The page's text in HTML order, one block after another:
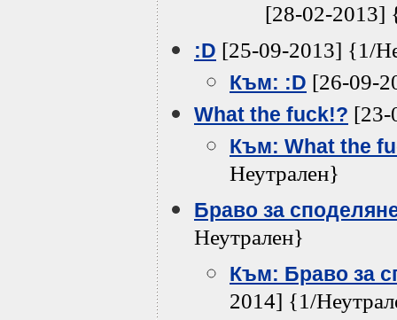
[28-02-2013]
:D [25-09-2013] {1/
Към: :D [26-09-
What the fuck!? [23-
Към: What the
Неутрален}
Браво за
Неутрален}
Към: Браво за
2014] {1/